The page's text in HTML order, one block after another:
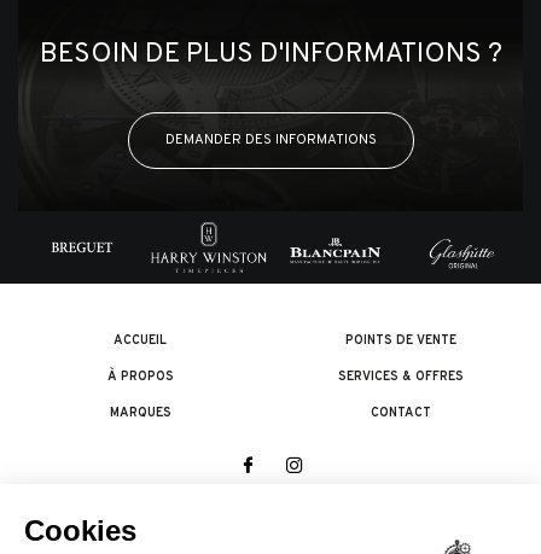
BESOIN DE PLUS D'INFORMATIONS ?
DEMANDER DES INFORMATIONS
ACCUEIL
À PROPOS
MARQUES
POINTS DE VENTE
SERVICES & OFFRES
CONTACT